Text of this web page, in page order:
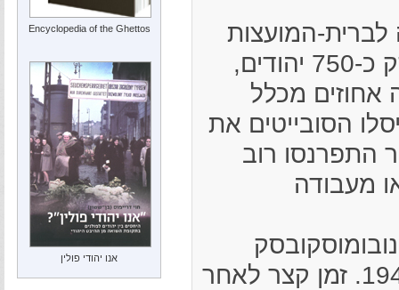
המועצות
נמנו בנובומוסקובסק כ-750 יהודים,
אחוזים מכלל
הסובייטים את
התפרנסו רוב
מעבודה
ב-27 בספטמבר 1941. זמן קצר לאחר
Encyclopedia of the Ghettos
אנו יהודי פולין